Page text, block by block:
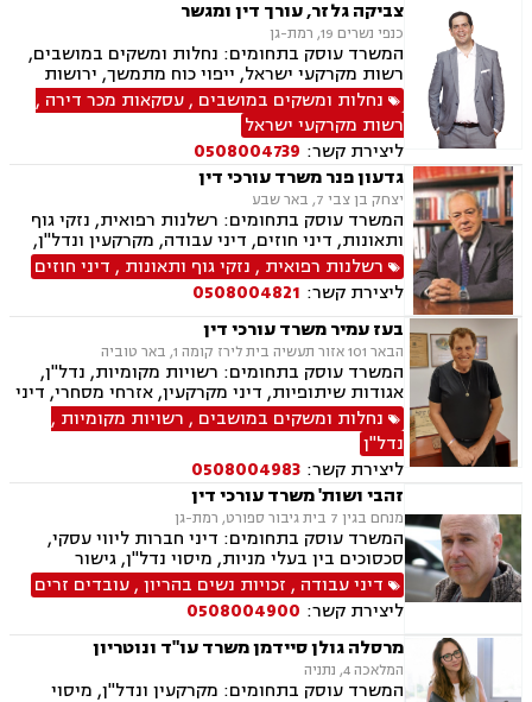
צביקה גלזר, עורך דין ומגשר
כנפי נשרים 19, רמת-גן
המשרד עוסק בתחומים: נחלות ומשקים במושבים,
רשות מקרקעי ישראל, ייפוי כוח מתמשך, ירושות
וצוואות, אזרחי מסחרי, עסקאות מכר דירה, גישור,
גישור במשפחה, אגודות שיתופיות, העברה בין דורית
נחלות ומשקים במושבים ,עסקאות מכר דירה ,
רשות מקרקעי ישראל
ליצירת קשר: 0508004739
גדעון פנר משרד עורכי דין
יצחק בן צבי 7, באר שבע
המשרד עוסק בתחומים: רשלנות רפואית, נזקי גוף
ותאונות, דיני חוזים, דיני עבודה, מקרקעין ונדל"ן,
דיני משפחה, בנקים, פלילי, נזקי גוף, תאונות עבודה,
תאונות דרכים, משפט מסחרי, תביעות ביטוח ונזקי
רכוש, ייפוי כוח מתמשך, נוטריון , רשלנות רפואית-
הריון ולידה, לשון הרע, תאונות ספורט, בריאות
הנפש, אובדן כושר עבודה , תאונות תלמידים,
תאונות עקב רשלנות, נזקי רכוש, קבלנות חוזית,
השקעות בחו"ל, דין משמעתי, עובדים זרים, זכויות
נשים בהריון, תכנון ובניה, דיור מוגן, אגודות
שיתופיות, ליקויי בנייה, מושבים וקיבוצים , ועוד
רשלנות רפואית , נזקי גוף ותאונות , דיני חוזים
ליצירת קשר: 0508004821
בעז עמיר משרד עורכי דין
הבאר 101 אזור תעשיה בית לירז קומה 1, באר טוביה
המשרד עוסק בתחומים: רשויות מקומיות, נדל"ן,
אגודות שיתופיות, דיני מקרקעין, אזרחי מסחרי, דיני
בוררות, עובדים זרים, דיני תאגידים, גישור
ובוררויות, מיסוי נדל"ן, תמ"א 38, תכנון ובניה, נחלות
ומשקים במושבים, הפקעת קרקעות, מושבים
וקיבוצים , עסקאות מכר דירה, דיור מוגן, רשות
מקרקעי ישראל, צווי הריסה, ירושות וצוואות, הסכמי
ממון
נחלות ומשקים במושבים , רשויות מקומיות ,
נדל"ן
ליצירת קשר: 0508004983
זהבי ושות' משרד עורכי דין
מנחם בגין 7 בית גיבור ספורט, רמת-גן
המשרד עוסק בתחומים: דיני חברות ליווי עסקי,
סכסוכים בין בעלי מניות, מיסוי נדל"ן, גישור
ובוררויות, לשון הרע, תביעות ייצוגיות דיני עבודה,
זכויות נשים בהריון, עובדים זרים, מקרקעין ונדל"ן,
אגודות שיתופיות, פינוי מושכר, עסקאות מכר דירה,
נחלות ומושבים, רשות מקרקעי ישראל, משפט
מסחרי, מסחר בינלאומי, משפט אזרחי, גישור עסקי
דיני עבודה , זכויות נשים בהריון,עובדים זרים
ליצירת קשר: 0508004900
מרסלה גולן סיידמן משרד עו"ד ונוטריון
המלאכה 4, נתניה
המשרד עוסק בתחומים: מקרקעין ונדל"ן, מיסוי